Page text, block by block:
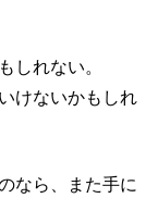
しれない。
けないかもしれ
なら、また手に